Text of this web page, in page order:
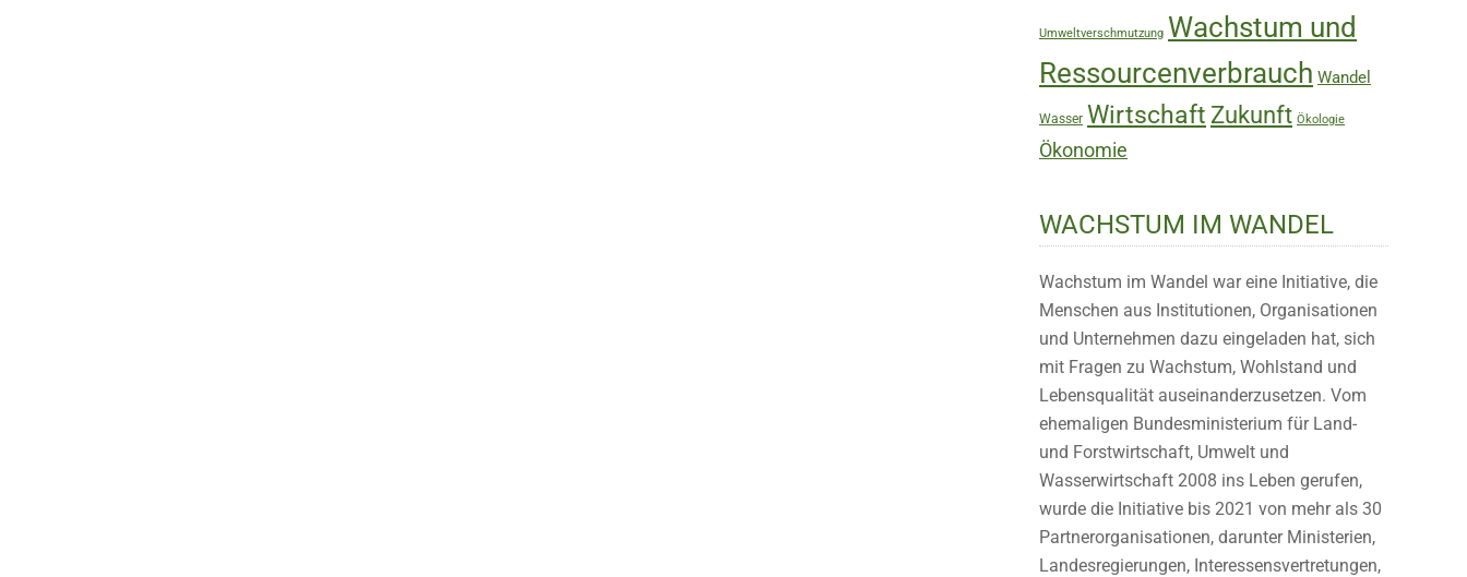
Umweltverschmutzung Wachstum und
Ressourcenverbrauch Wandel
Wasser Wirtschaft Zukunft Ökologie
Ökonomie
WACHSTUM IM WANDEL
Wachstum im Wandel war eine Initiative, die
Menschen aus Institutionen, Organisationen
und Unternehmen dazu eingeladen hat, sich
mit Fragen zu Wachstum, Wohlstand und
Lebensqualität auseinanderzusetzen. Vom
ehemaligen Bundesministerium für Land-
und Forstwirtschaft, Umwelt und
Wasserwirtschaft 2008 ins Leben gerufen,
wurde die Initiative bis 2021 von mehr als 30
Partnerorganisationen, darunter Ministerien,
Landesregierungen, Interessensvertretungen,